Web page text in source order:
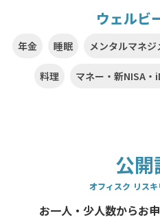
ウェルビ
年金 睡眠 メンタルマネジ
料理 マネー・新NISA・
公開
オフィスク リス
お一人・少人数からお